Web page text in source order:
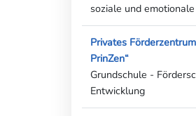
soziale und
Privates
PrinZen“
Grundschule -
Entwicklung